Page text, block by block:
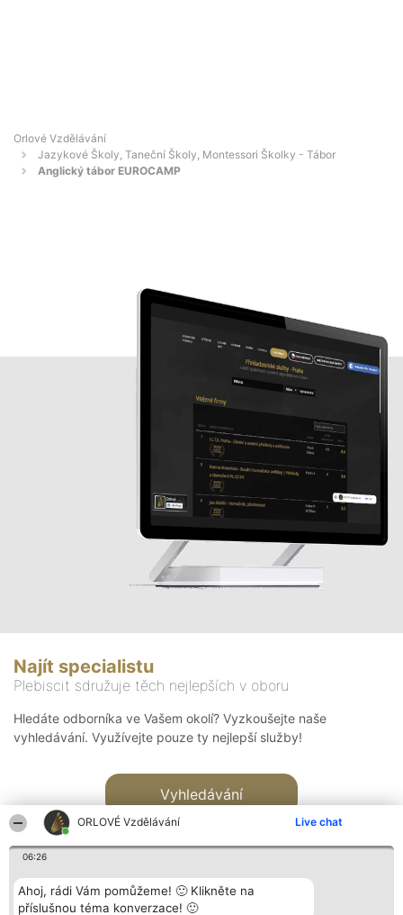
ORLOVÉ Vzdělávání Live chat
06:26
Ahoj, rádi Vám pomůžeme! 🙂 Klikněte na
příslušnou téma konverzace! 🙂
Orlové Vzdělávání
Jazykové Školy, Taneční Školy, Montessori Školky - Tábor
Anglický tábor EUROCAMP
Najít specialistu
Plebiscit sdružuje těch nejlepších v oboru
Hledáte odborníka ve Vašem okolí? Vyzkoušejte naše
vyhledávání. Využívejte pouze ty nejlepší služby!
Vyhledávání